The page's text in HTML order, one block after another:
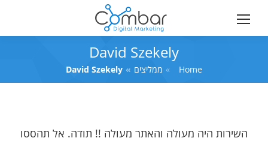
David Szekely
You are here:
Home ממליצים David Szekely
השירות היה מעולה והאתר מעולה !! תודה. אל תהססו